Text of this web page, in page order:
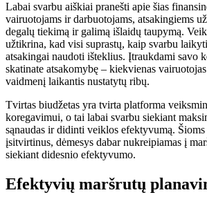
Labai svarbu aiškiai pranešti apie šias
vairuotojams ir darbuotojams, atsakingiems
degalų tiekimą ir galimą išlaidų taupymą.
užtikrina, kad visi suprastų, kaip svarbu
atsakingai naudoti išteklius. Įtraukdami savo
skatinate atsakomybę – kiekvienas
vaidmenį laikantis nustatytų ribų.
Tvirtas biudžetas yra tvirta platforma
koregavimui, o tai labai svarbu siekiant
sąnaudas ir didinti veiklos efektyvumą. Šioms
įsitvirtinus, dėmesys dabar nukreipiamas į
siekiant didesnio efektyvumo.
Efektyvių maršrutų